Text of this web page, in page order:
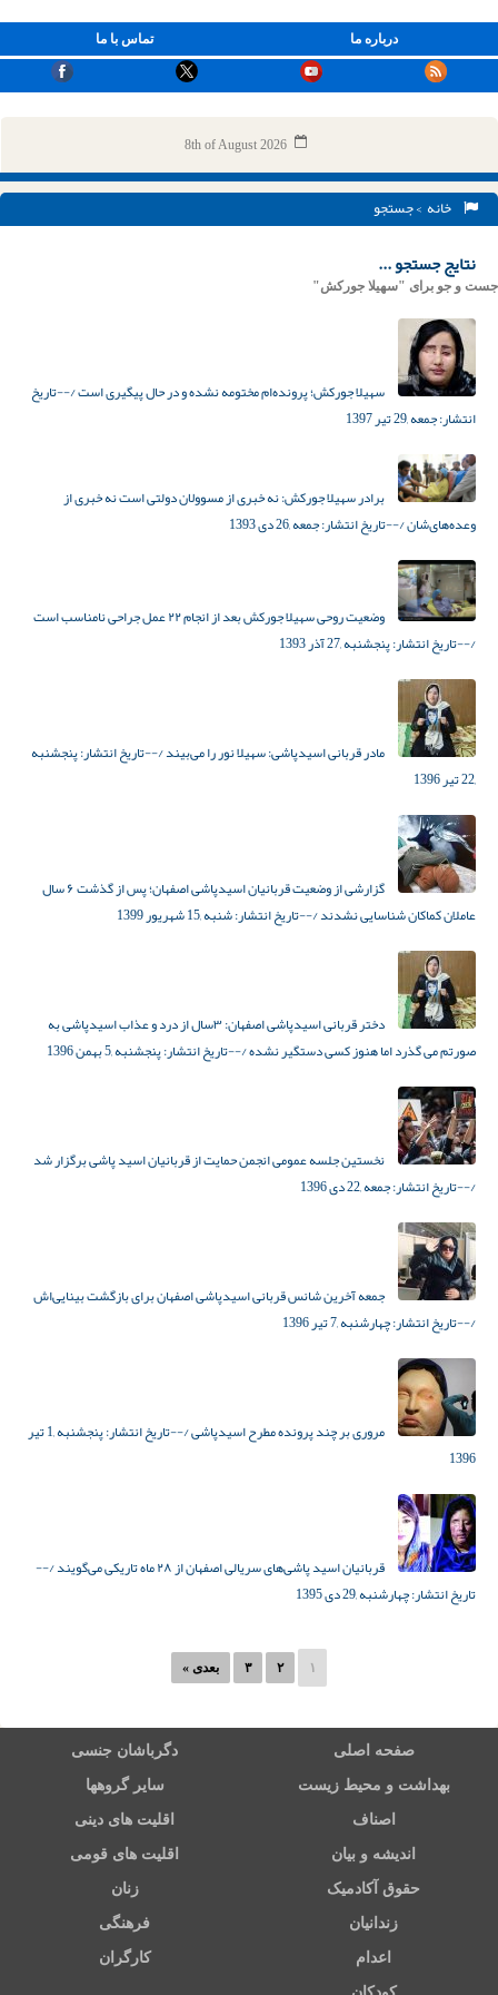
تماس با ما درباره ما
8th of August 2026
خانه > جستجو
نتایج جستجو ...
جست و جو برای "سهیلا جورکش"
سهیلا جورکش؛ پرونده‌ام مختومه نشده و در حال پیگیری است/--تاریخ
انتشار:جمعه ,29 تیر 1397
برادر سهیلا جورکش: نه خبری از مسوولان دولتی است نه خبری از
وعده‌های‌شان/--تاریخ انتشار:جمعه ,26 دی 1393
وضعیت روحی سهیلا جورکش بعد از انجام ۲۲ عمل جراحی نامناسب است
/--تاریخ انتشار:پنجشنبه ,27 آذر 1393
مادر قربانی اسیدپاشی: سهیلا نور را می‌بیند/--تاریخ انتشار:پنجشنبه
,22 تیر 1396
گزارشی از وضعیت قربانیان اسیدپاشی اصفهان؛ پس از گذشت ۶ سال
عاملان کماکان شناسایی نشدند/--تاریخ انتشار:شنبه ,15 شهریور 1399
دختر قربانی اسیدپاشی اصفهان: ۳سال از درد و عذاب اسیدپاشی به
صورتم می گذرد اما هنوز کسی دستگیر نشده/--تاریخ انتشار:پنجشنبه ,5 بهمن 1396
نخستین جلسه عمومی انجمن حمایت از قربانیان اسید پاشی برگزار شد
/--تاریخ انتشار:جمعه ,22 دی 1396
جمعه آخرین شانس قربانی اسیدپاشی اصفهان برای بازگشت بینایی‌اش
/--تاریخ انتشار:چهارشنبه ,7 تیر 1396
مروری بر چند پرونده مطرح اسیدپاشی/--تاریخ انتشار:
پنجشنبه ,1 تیر
1396
قربانیان اسید پاشی‌های سریالی اصفهان از ۲۸ ماه تاریکی می‌گویند
/--
تاریخ انتشار:چهارشنبه ,29 دی 1395
۱ ۲ ۳ بعدی »
صفحه اصلی دگرباشان جنسی
بهداشت و محیط زیست سایر گروهها
اصناف اقلیت های دینی
اندیشه و بیان اقلیت های قومی
حقوق آکادمیک زنان
زندانیان فرهنگی
اعدام کارگران